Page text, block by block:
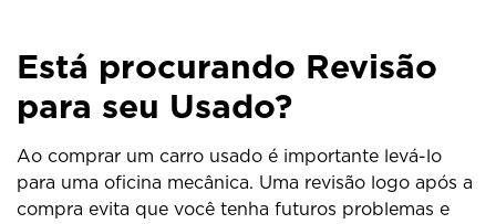
Está procurando Revisão
para seu Usado?
Ao comprar um carro usado é importante levá-lo
para uma oficina mecânica. Uma revisão logo após a
compra evita que você tenha futuros problemas e